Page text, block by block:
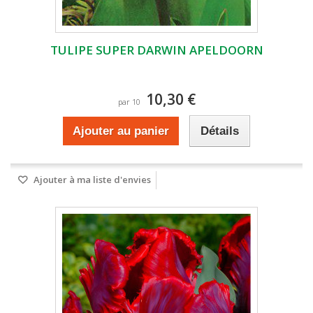
TULIPE SUPER DARWIN APELDOORN
par 10 10,30 €
Ajouter au panier Détails
Ajouter à ma liste d'envies